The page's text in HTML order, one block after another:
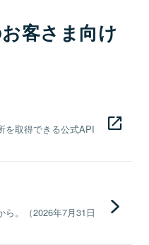
客さま向け
を取得できる公式API
。（2026年7月31日